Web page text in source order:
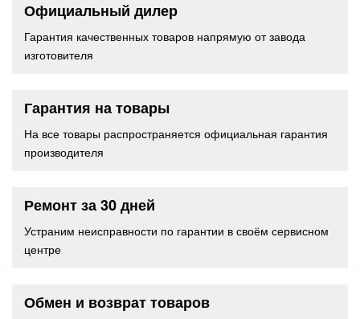
Официальный дилер
Гарантия качественных товаров напрямую от завода
изготовителя
Гарантия на товары
На все товары распространяется официальная гарантия
производителя
Ремонт за 30 дней
Устраним неисправности по гарантии в своём сервисном
центре
Обмен и возврат товаров